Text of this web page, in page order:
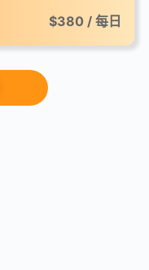
$380 / 每日